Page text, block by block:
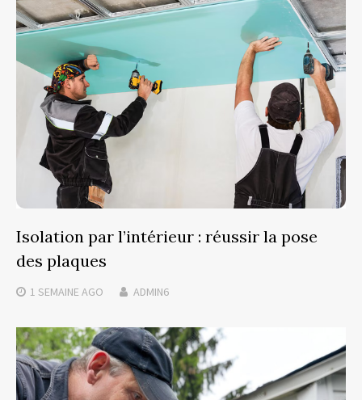
Isolation par l’intérieur : réussir la pose
des plaques
1 SEMAINE AGO ADMIN6